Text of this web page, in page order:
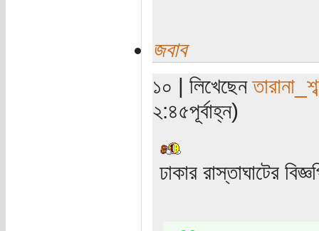
জবাব
১০ | লিখেছেন
২:৪৫পূর্বাহ্ন)
ঢাকার রাস্তাঘাটের